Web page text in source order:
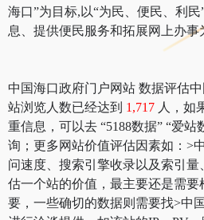
海口”为目标,以“为民、便民、利
息、提供便民服务和拓展网上办事
中国海口政府门户网站 数据评估
站浏览人数已经达到 1,717 人，如
重信息，可以去 “5188数据” “爱站
询；更多网站价值评估因素如：>
问速度、搜索引擎收录以及索引
估一个站的价值，最主要还是需
要，一些确切的数据则需要找>中